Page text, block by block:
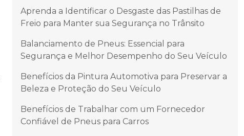
Aprenda a Identificar o Desgaste das Pastilhas de
Freio para Manter sua Segurança no Trânsito
Balanciamento de Pneus: Essencial para
Segurança e Melhor Desempenho do Seu Veículo
Benefícios da Pintura Automotiva para Preservar a
Beleza e Proteção do Seu Veículo
Benefícios de Trabalhar com um Fornecedor
Confiável de Pneus para Carros